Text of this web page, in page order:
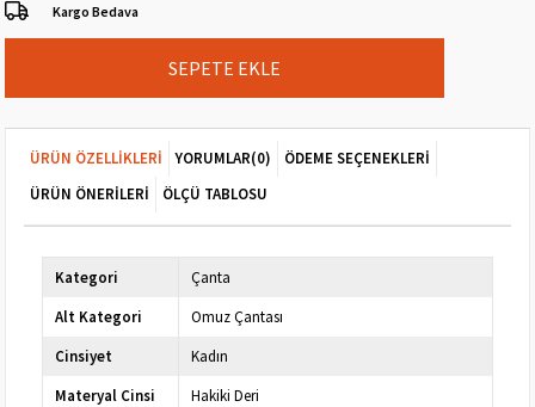
Kargo Bedava
ÜRÜN ÖZELLIKLERI YORUMLAR(0)
ÖDEME SEÇENEKLERI
ÜRÜN ÖNERILERI
ÖLÇÜ TABLOSU
Kategori
Çanta
Alt Kategori
Omuz Çantası
Cinsiyet
Kadın
Materyal Cinsi
Hakiki Deri